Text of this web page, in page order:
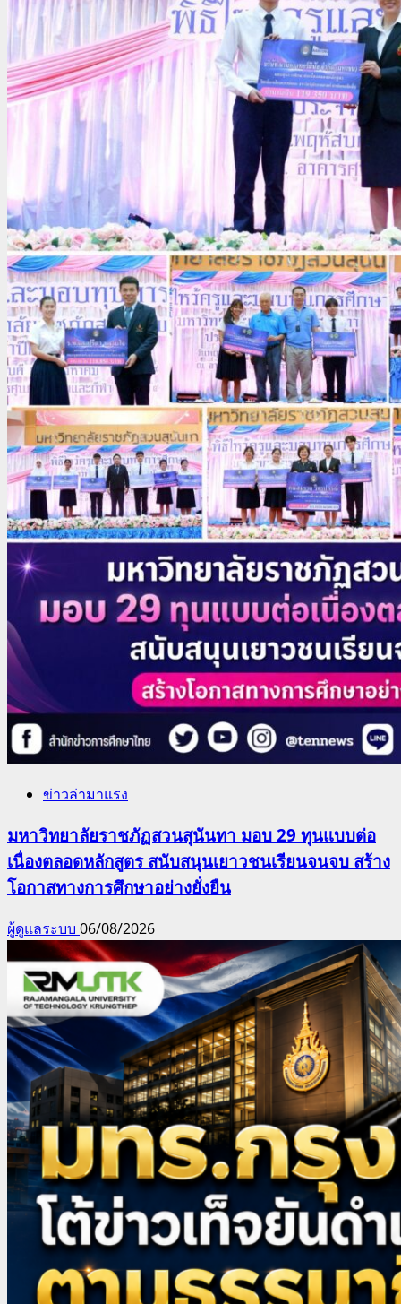
ข่าวล่ามาแรง
มหาวิทยาลัยราชภัฏสวนสุนันทา มอบ 29 ทุนแบบต่อ
เนื่องตลอดหลักสูตร สนับสนุนเยาวชนเรียนจนจบ สร้าง
โอกาสทางการศึกษาอย่างยั่งยืน
ผู้ดูแลระบบ 06/08/2026